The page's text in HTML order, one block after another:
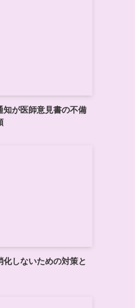
知が医師意見書の不備
しないための対策と